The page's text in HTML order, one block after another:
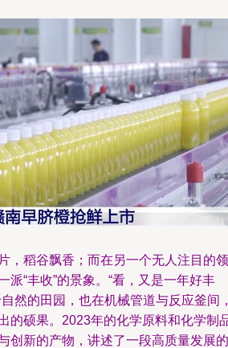
，稻谷飘香；而在另一个无人注目的领
派“丰收”的景象。“看，又是一年好丰
然的田园，也在机械管道与反应釜间
的硕果。2023年的化学原料和化学制
创新的产物，讲述了一段高质量发展的